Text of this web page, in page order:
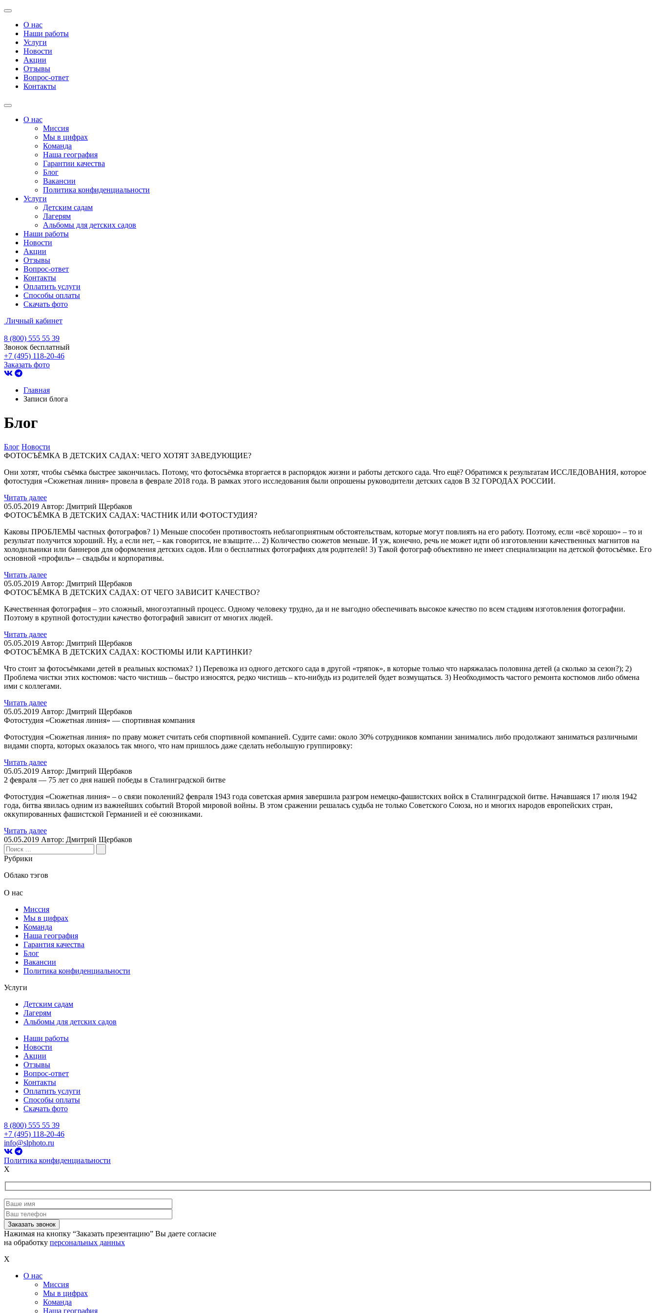
О нас
Наши работы
Услуги
Новости
Акции
Отзывы
Вопрос-ответ
Контакты
О нас
Миссия
Мы в цифрах
Команда
Наша география
Гарантии качества
Блог
Вакансии
Политика конфиденциальности
Услуги
Детским садам
Лагерям
Альбомы для детских садов
Наши работы
Новости
Акции
Отзывы
Вопрос-ответ
Контакты
Оплатить услуги
Способы оплаты
Скачать фото
Личный кабинет
8 (800) 555 55 39
Звонок бесплатный
+7 (495) 118-20-46
Заказать фото
Главная
Записи блога
Блог
Блог Новости
ФОТОСЪЁМКА В ДЕТСКИХ САДАХ: ЧЕГО ХОТЯТ ЗАВЕДУЮЩИЕ?
Они хотят, чтобы съёмка быстрее закончилась. Потому, что фотосъёмка вторгается в распорядок жизни и работы детского сада. Что ещё? Обратимся к результатам ИССЛЕДОВАНИЯ, которое
фотостудия «Сюжетная линия» провела в феврале 2018 года. В рамках этого исследования были опрошены руководители детских садов В 32 ГОРОДАХ РОССИИ.
Читать далее
05.05.2019 Автор: Дмитрий Щербаков
ФОТОСЪЁМКА В ДЕТСКИХ САДАХ: ЧАСТНИК ИЛИ ФОТОСТУДИЯ?
Каковы ПРОБЛЕМЫ частных фотографов? 1) Меньше способен противостоять неблагоприятным обстоятельствам, которые могут повлиять на его работу. Поэтому, если «всё хорошо» – то и
результат получится хороший. Ну, а если нет, – как говорится, не взыщите… 2) Количество сюжетов меньше. И уж, конечно, речь не может идти об изготовлении качественных магнитов на
холодильники или баннеров для оформления детских садов. Или о бесплатных фотографиях для родителей! 3) Такой фотограф объективно не имеет специализации на детской фотосъёмке. Его
основной «профиль» – свадьбы и корпоративы.
Читать далее
05.05.2019 Автор: Дмитрий Щербаков
ФОТОСЪЁМКА В ДЕТСКИХ САДАХ: ОТ ЧЕГО ЗАВИСИТ КАЧЕСТВО?
Качественная фотография – это сложный, многоэтапный процесс. Одному человеку трудно, да и не выгодно обеспечивать высокое качество по всем стадиям изготовления фотографии.
Поэтому в крупной фотостудии качество фотографий зависит от многих людей.
Читать далее
05.05.2019 Автор: Дмитрий Щербаков
ФОТОСЪЁМКА В ДЕТСКИХ САДАХ: КОСТЮМЫ ИЛИ КАРТИНКИ?
Что стоит за фотосъёмками детей в реальных костюмах? 1) Перевозка из одного детского сада в другой «тряпок», в которые только что наряжалась половина детей (а сколько за сезон?); 2)
Проблема чистки этих костюмов: часто чистишь – быстро износятся, редко чистишь – кто-нибудь из родителей будет возмущаться. 3) Необходимость частого ремонта костюмов либо обмена
ими с коллегами.
Читать далее
05.05.2019 Автор: Дмитрий Щербаков
Фотостудия «Сюжетная линия» — спортивная компания
Фотостудия «Сюжетная линия» по праву может считать себя спортивной компанией. Судите сами: около 30% сотрудников компании занимались либо продолжают заниматься различными
видами спорта, которых оказалось так много, что нам пришлось даже сделать небольшую группировку:
Читать далее
05.05.2019 Автор: Дмитрий Щербаков
2 февраля — 75 лет со дня нашей победы в Сталинградской битве
Фотостудия «Сюжетная линия» – о связи поколений2 февраля 1943 года советская армия завершила разгром немецко-фашистских войск в Сталинградской битве. Начавшаяся 17 июля 1942
года, битва явилась одним из важнейших событий Второй мировой войны. В этом сражении решалась судьба не только Советского Союза, но и многих народов европейских стран,
оккупированных фашистской Германией и её союзниками.
Читать далее
05.05.2019 Автор: Дмитрий Щербаков
Рубрики
Облако тэгов
О нас
Миссия
Мы в цифрах
Команда
Наша география
Гарантия качества
Блог
Вакансии
Политика конфиденциальности
Услуги
Детским садам
Лагерям
Альбомы для детских садов
Наши работы
Новости
Акции
Отзывы
Вопрос-ответ
Контакты
Оплатить услуги
Способы оплаты
Скачать фото
8 (800) 555 55 39
+7 (495) 118-20-46
info@slphoto.ru
Политика конфиденциальности
X
Нажимая на кнопку “Заказать презентацию” Вы даете согласие
на обработку персональных данных
X
О нас
Миссия
Мы в цифрах
Команда
Наша география